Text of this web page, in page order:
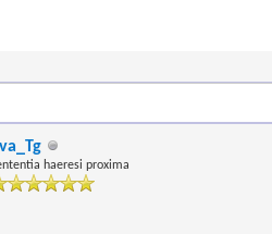
haeresi proxima